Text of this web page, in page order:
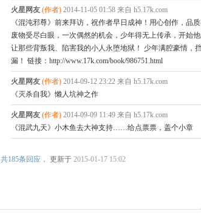
火星网友 (作者) 2014-11-05 01:58 来自 h5.17k.com
《混沌邪尊》前来拜访，祝作者早日成神！用心创作，品
废物受尽白眼，一次偶然的机会，少年得无上传承，开始
让那些背叛我、陷害我的小人永堕地狱！ 少年满腔豪情，
漏！ 链接：http://www.17k.com/book/986751.html
火星网友 (作者) 2014-09-12 23:22 来自 h5.17k.com
《灭杀自我》懒人坑神之作
火星网友 (作者) 2014-09-09 11:49 来自 h5.17k.com
《混武九天》小木鱼去大神支持……给点票票，盖个小章
共185条回应， 更新于 2015-01-17 15:02